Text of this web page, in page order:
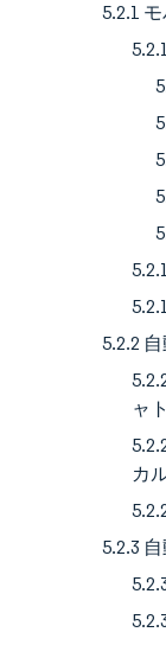
5.2.1
5.2.2
ャ
カ
5.2.3